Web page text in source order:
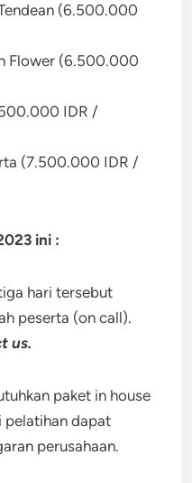
(6.500.000
Flower (6.500.000
IDR /
(7.500.000 IDR /
ini :
hari tersebut
peserta (on call).
us.
paket in house
pelatihan dapat
perusahaan.